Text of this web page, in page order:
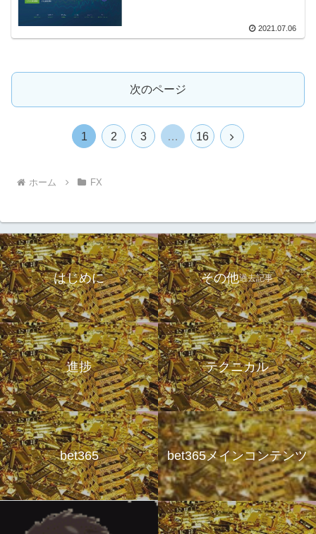
2021.07.06
次のページ
1 2 3 … 16
次
ホーム FX
はじめに その他過去記事
進捗 テクニカル
bet365 bet365メインコンテンツ